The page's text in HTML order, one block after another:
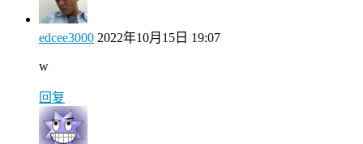
edcee3000 2022年10月15日 19:07
w
回复